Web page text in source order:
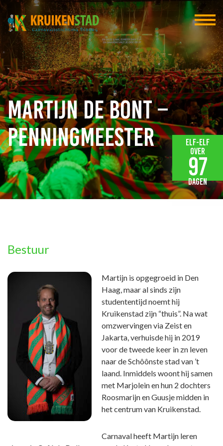
Martijn de Bont –
Penningmeester
Bestuur
Martijn is opgegroeid in Den
Haag, maar al sinds zijn
studententijd noemt hij
Kruikenstad zijn “thuis”. Na wat
omzwervingen via Zeist en
Jakarta, verhuisde hij in 2019
voor de tweede keer in zn leven
naar de Schôônste stad van ’t
laand. Inmiddels woont hij samen
met Marjolein en hun 2 dochters
Roosmarijn en Guusje midden in
het centrum van Kruikenstad.
Carnaval heeft Martijn leren
Elf-elf
over
97
dagen